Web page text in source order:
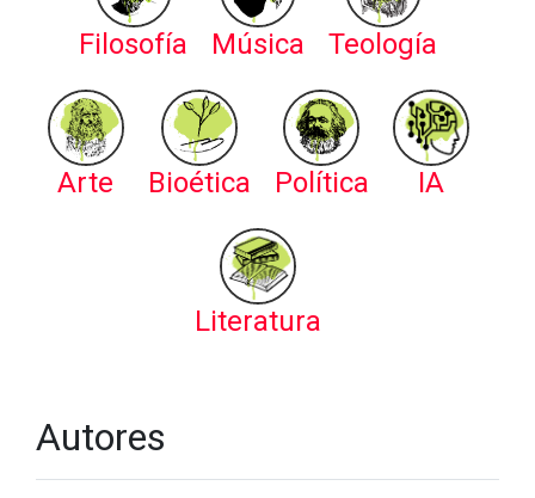
Filosofía Música Teología
Arte Bioética Política IA
Literatura
Autores